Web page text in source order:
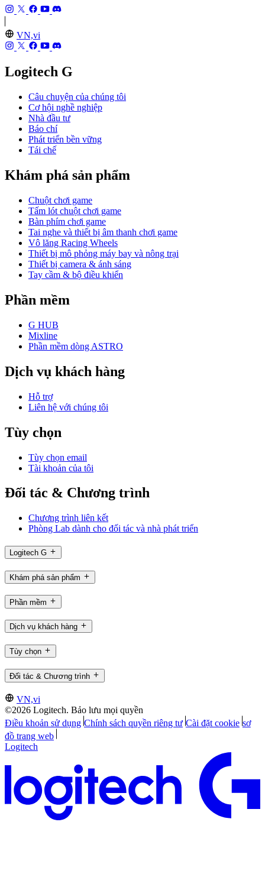
VN,vi
Logitech G
Câu chuyện của chúng tôi
Cơ hội nghề nghiệp
Nhà đầu tư
Báo chí
Phát triển bền vững
Tái chế
Khám phá sản phẩm
Chuột chơi game
Tấm lót chuột chơi game
Bàn phím chơi game
Tai nghe và thiết bị âm thanh chơi game
Vô lăng Racing Wheels
Thiết bị mô phỏng máy bay và nông trại
Thiết bị camera & ánh sáng
Tay cầm & bộ điều khiển
Phần mềm
G HUB
Mixline
Phần mềm dòng ASTRO
Dịch vụ khách hàng
Hỗ trợ
Liên hệ với chúng tôi
Tùy chọn
Tùy chọn email
Tài khoản của tôi
Đối tác & Chương trình
Chương trình liên kết
Phòng Lab dành cho đối tác và nhà phát triển
Logitech G
Khám phá sản phẩm
Phần mềm
Dịch vụ khách hàng
Tùy chọn
Đối tác & Chương trình
VN,vi
©2026 Logitech. Bảo lưu mọi quyền
Điều khoản sử dụng Chính sách quyền riêng tư Cài đặt cookie sơ
đồ trang web
Logitech